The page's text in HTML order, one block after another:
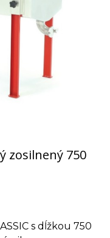
zosilnený 750
s dĺžkou 750